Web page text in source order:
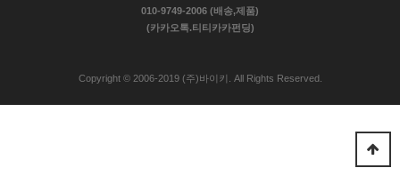
010-9749-2006 (배송,제품)
(카카오톡.티티카카펀딩)
Copyright © 2006-2019 (주)바이키. All Rights Reserved.